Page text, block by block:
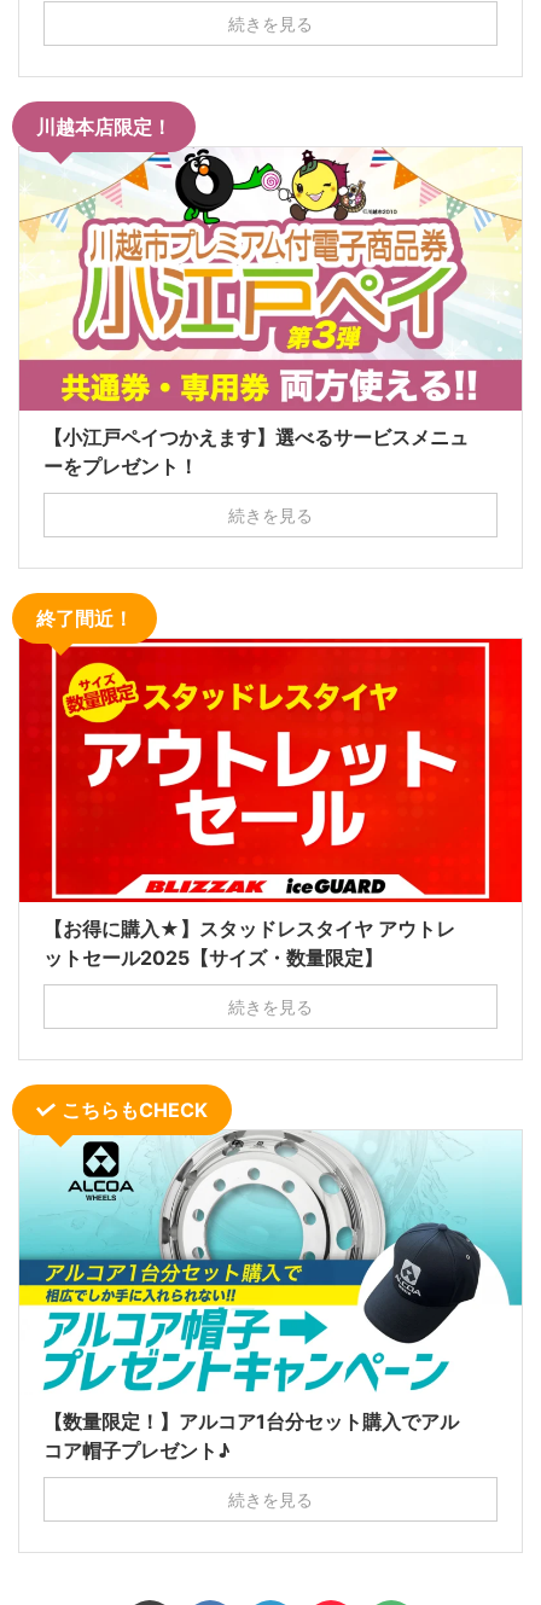
続きを見る
川越本店限定！
【小江戸ペイつかえます】選べるサービスメニュ
ーをプレゼント！
続きを見る
終了間近！
【お得に購入★】スタッドレスタイヤ アウトレ
ットセール2025【サイズ・数量限定】
続きを見る
こちらもCHECK
【数量限定！】アルコア1台分セット購入でアル
コア帽子プレゼント♪
続きを見る